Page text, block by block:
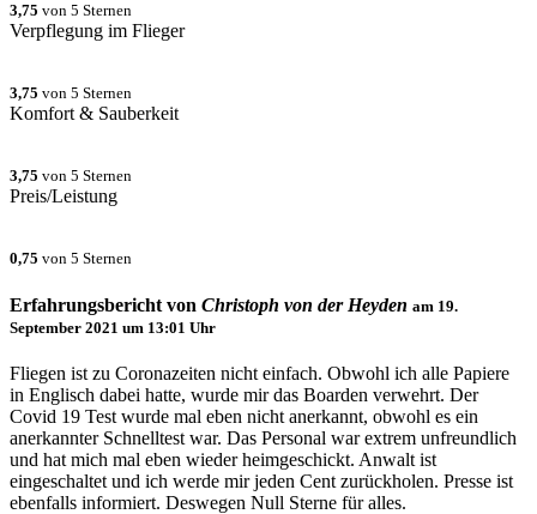
3,75 von 5 Sternen
Verpflegung im Flieger
3,75 von 5 Sternen
Komfort & Sauberkeit
3,75 von 5 Sternen
Preis/Leistung
0,75 von 5 Sternen
Erfahrungsbericht von Christoph von der Heyden am 19.
September 2021 um 13:01 Uhr
Fliegen ist zu Coronazeiten nicht einfach. Obwohl ich alle Papiere
in Englisch dabei hatte, wurde mir das Boarden verwehrt. Der
Covid 19 Test wurde mal eben nicht anerkannt, obwohl es ein
anerkannter Schnelltest war. Das Personal war extrem unfreundlich
und hat mich mal eben wieder heimgeschickt. Anwalt ist
eingeschaltet und ich werde mir jeden Cent zurückholen. Presse ist
ebenfalls informiert. Deswegen Null Sterne für alles.